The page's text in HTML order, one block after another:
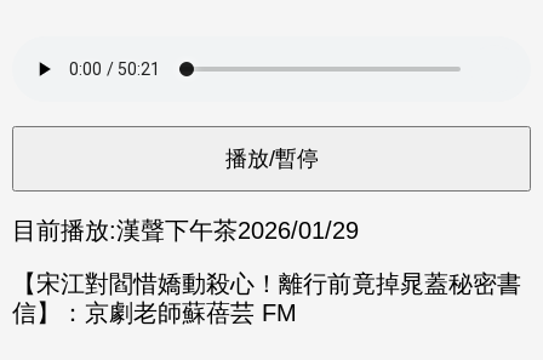
目前播放:漢聲下午茶2026/01/29
【宋江對閻惜嬌動殺心！離行前竟掉晁蓋秘密書
信】：京劇老師蘇蓓芸 FM